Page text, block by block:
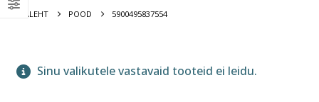
AVALEHT POOD 5900495837554
Sinu valikutele vastavaid tooteid ei leidu.